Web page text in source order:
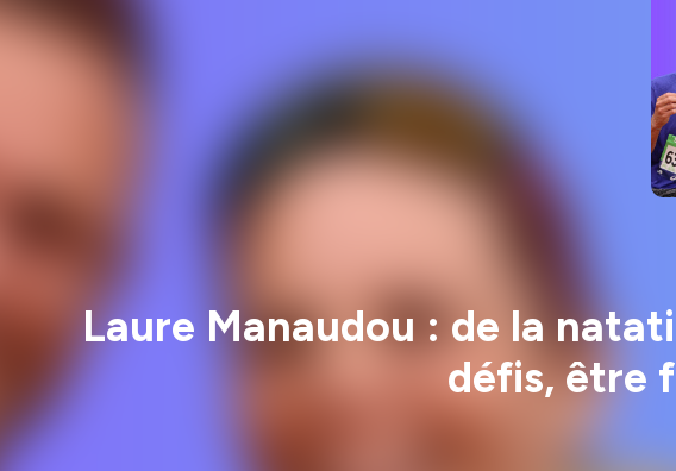
Laure Manaudou : de la
défis, être